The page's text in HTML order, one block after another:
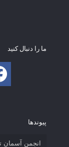
ما را دنبال کنید
پیوند‌ها
انجمن آسمان